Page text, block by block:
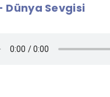
Dünya Sevgisi